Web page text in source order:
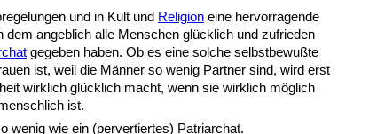
und in Kult und Religion eine hervorragende
angeblich alle Menschen glücklich und zufrieden
gegeben haben. Ob es eine solche selbstbewußte
ist, weil die Männer so wenig Partner sind, wird erst
wirklich glücklich macht, wenn sie wirklich möglich
ist.
wenig wie ein (pervertiertes) Patriarchat.